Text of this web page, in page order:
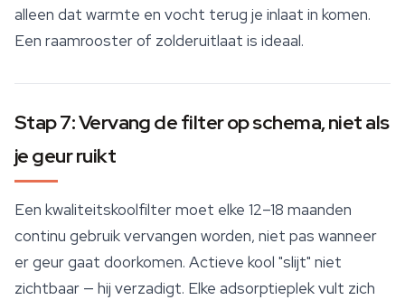
alleen dat warmte en vocht terug je inlaat in komen.
Een raamrooster of zolderuitlaat is ideaal.
Stap 7: Vervang de filter op schema, niet als
je geur ruikt
Een kwaliteitskoolfilter moet elke 12–18 maanden
continu gebruik vervangen worden, niet pas wanneer
er geur gaat doorkomen. Actieve kool "slijt" niet
zichtbaar — hij verzadigt. Elke adsorptieplek vult zich